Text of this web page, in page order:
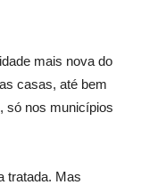
mais nova do
casas, até bem
só nos municípios
tratada. Mas